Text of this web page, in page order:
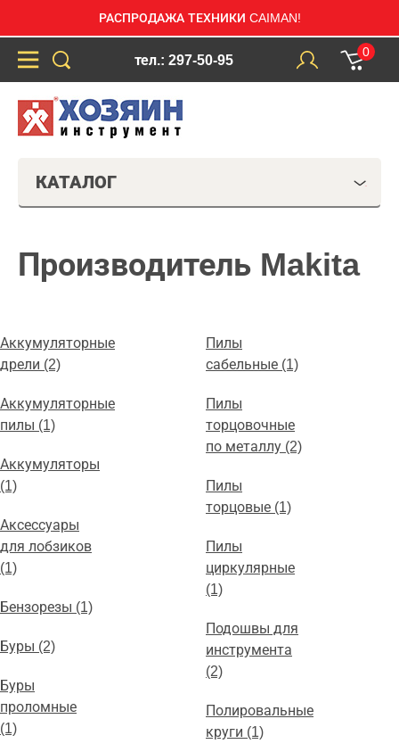
РАСПРОДАЖА ТЕХНИКИ CAIMAN!
тел.: 297-50-95
0
КАТАЛОГ
Производитель Makita
Аккумуляторные
дрели (2)
Аккумуляторные
пилы (1)
Аккумуляторы
(1)
Аксессуары
для лобзиков
(1)
Бензорезы (1)
Буры (2)
Буры
проломные
(1)
Пилы
сабельные (1)
Пилы
торцовочные
по металлу (2)
Пилы
торцовые (1)
Пилы
циркулярные
(1)
Подошвы для
инструмента
(2)
Полировальные
круги (1)